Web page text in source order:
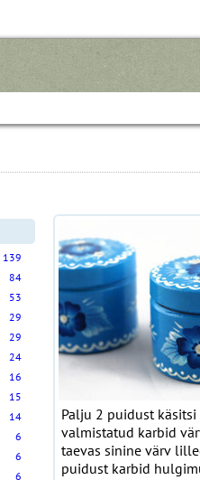
139
84
53
29
29
24
16
15
14
6
6
6
Palju 2 puidust käsitsi
valmistatud karbid
taevas sinine värv
puidust karbid